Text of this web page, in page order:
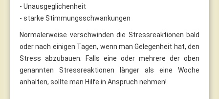
- Unausgeglichenheit
- starke Stimmungsschwankungen
Normalerweise verschwinden die Stressreaktionen bald
oder nach einigen Tagen, wenn man Gelegenheit hat, den
Stress abzubauen. Falls eine oder mehrere der oben
genannten Stressreaktionen länger als eine Woche
anhalten, sollte man Hilfe in Anspruch nehmen!